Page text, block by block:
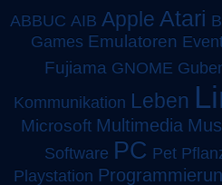
ABBUC AIB Apple Atari
Games Emulatoren
Fujiama GNOME
Kommunikation Leben
Microsoft Multimedia
Software PC Pet
Playstation